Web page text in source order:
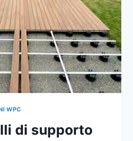
PER
INSTALLARE
QUALSIASI
PAVIMENTO
PER
ESTERNI.
WPC
di supporto